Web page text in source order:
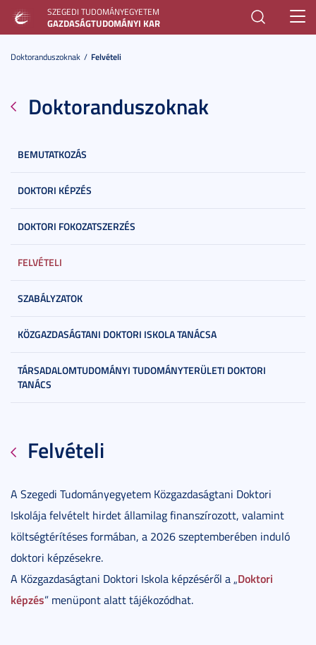
SZEGEDI TUDOMÁNYEGYETEM
GAZDASÁGTUDOMÁNYI KAR
Doktoranduszoknak Felvételi
Doktoranduszoknak
BEMUTATKOZÁS
DOKTORI KÉPZÉS
DOKTORI FOKOZATSZERZÉS
FELVÉTELI
SZABÁLYZATOK
KÖZGAZDASÁGTANI DOKTORI ISKOLA TANÁCSA
TÁRSADALOMTUDOMÁNYI TUDOMÁNYTERÜLETI DOKTORI
TANÁCS
Felvételi
A Szegedi Tudományegyetem Közgazdaságtani Doktori
Iskolája felvételt hirdet államilag finanszírozott, valamint
költségtérítéses formában, a 2026 szeptemberében induló
doktori képzésekre.
A Közgazdaságtani Doktori Iskola képzéséről a „Doktori
képzés” menüpont alatt tájékozódhat.